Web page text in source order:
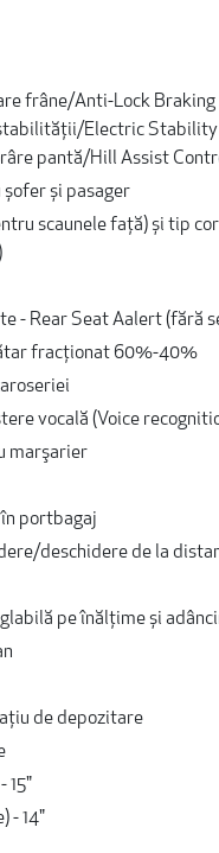
frâne/Anti-Lock Braking
Electric Stability
pantă/Hill Assist
și pasager
scaunele față) și tip
- Rear Seat Aalert (fără
fracţionat 60%-40%
vocală (Voice
marşarier
portbagaj
deschidere de la
pe înălțime și
de depozitare
15"
- 14"